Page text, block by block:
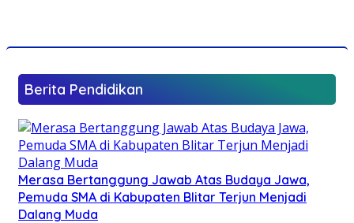
Berita Pendidikan
Merasa Bertanggung Jawab Atas Budaya Jawa,
Pemuda SMA di Kabupaten Blitar Terjun Menjadi
Dalang Muda